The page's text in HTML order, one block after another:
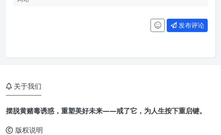
发布评论
关于我们
摆脱黄赌毒诱惑，重塑美好未来——戒了它，为人生按下重启键。
版权说明